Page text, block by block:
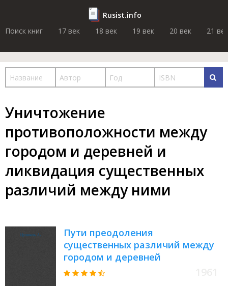
Rusist.info
Поиск книг
17 век 18 век 19 век 20 век 21 век
Уничтожение
противоположности между
городом и деревней и
ликвидация существенных
различий между ними
Пути преодоления
существенных различий между
городом и деревней